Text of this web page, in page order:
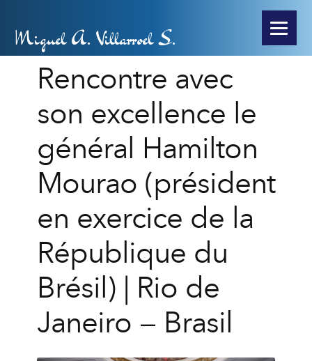
Miguel A. Villarroel S.
Rencontre avec
son excellence le
général Hamilton
Mourao (président
en exercice de la
République du
Brésil) | Rio de
Janeiro – Brasil